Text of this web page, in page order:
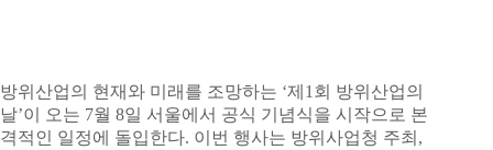
방위산업의 현재와 미래를 조망하는 ‘제1회 방위산업의
날’이 오는 7월 8일 서울에서 공식 기념식을 시작으로 본
격적인 일정에 돌입한다. 이번 행사는 방위사업청 주최,